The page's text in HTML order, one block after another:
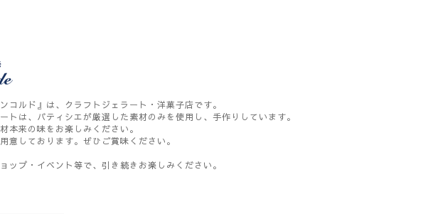
コルド』は、クラフトジェラート・洋菓子店です。
トは、パティシエが厳選した素材のみを使用し、手作りしています。
本来の味をお楽しみください。
意しております。ぜひご賞味ください。
ップ・イベント等で、引き続きお楽しみください。